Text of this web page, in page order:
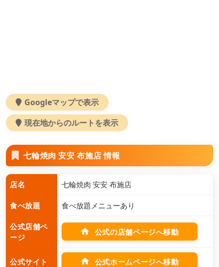
Googleマップで表示
現在地からのルートを表示
七輪焼肉 安安 布施店 情報
店名 七輪焼肉 安安 布施店
食べ放題 食べ放題メニューあり
公式店舗ペ
ージ
home 公式の店舗ページへ移動
公式サイト home 公式ホームページへ移動